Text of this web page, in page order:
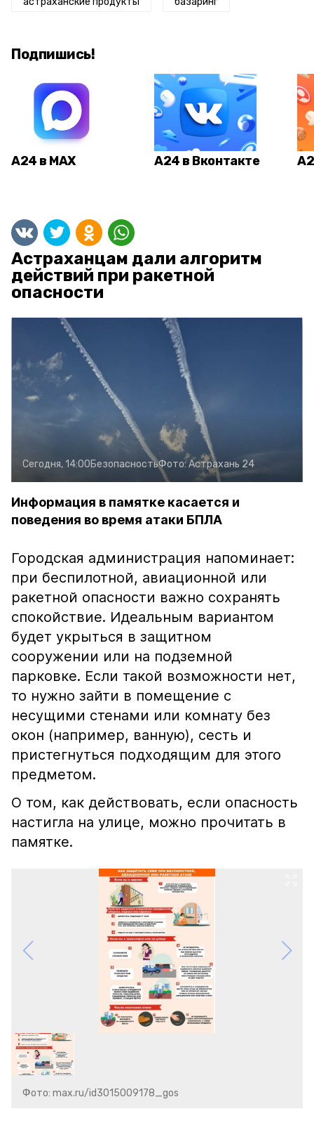
Подпишись!
А24 в MAX А24 в Вконтакте
Астраханцам дали алгоритм
действий при ракетной
опасности
Сегодня, 14:00БезопасностьФото:Астрахань 24
Информация в памятке касается и
поведения во время атаки БПЛА
Городская администрация напоминает:
при беспилотной, авиационной или
ракетной опасности важно сохранять
спокойствие. Идеальным вариантом
будет укрыться в защитном
сооружении или на подземной
парковке. Если такой возможности нет,
то нужно зайти в помещение с
несущими стенами или комнату без
окон (например, ванную), сесть и
пристегнуться подходящим для этого
предметом.
О том, как действовать, если опасность
настигла на улице, можно прочитать в
памятке.
Фото: max.ru/id3015009178_gos